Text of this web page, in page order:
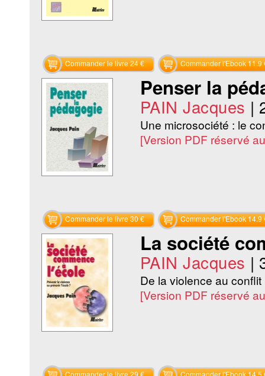
Commander le livre 24 € Commander l'Ebook 11.9
Penser la
PAIN Jacques |
Une microsociété : le
[Version PDF réservé
Commander le livre 30 € Commander l'Ebook 14.9
La société
PAIN Jacques |
De la violence au
[Version PDF réservé
Commander le livre 29 € Commander l'Ebook 14.5